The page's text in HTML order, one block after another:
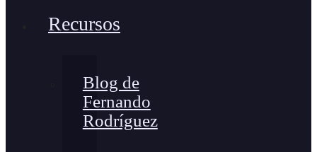
Recursos
Blog de
Fernando
Rodríguez